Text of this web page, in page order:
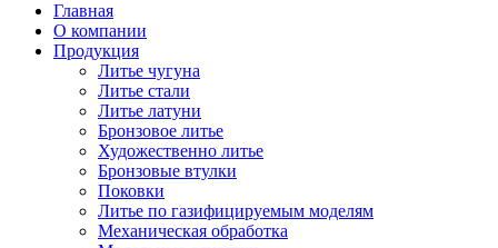
Главная
О компании
Продукция
Литье чугуна
Литье стали
Литье латуни
Бронзовое литье
Художественно литье
Бронзовые втулки
Поковки
Литье по газифицируемым моделям
Механическая обработка